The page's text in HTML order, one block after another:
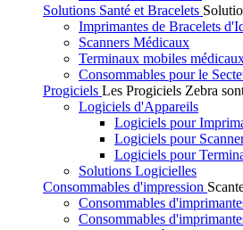
Solutions Santé et Bracelets
Imprimantes de Bracelets
Scanners Médicaux
Terminaux mobiles
Consommables pour le
Progiciels Les Progiciels Zebra
Logiciels d'Appareils
Logiciels pour
Logiciels pour
Logiciels pour
Solutions Logicielles
Consommables d'impression
Consommables
Consommables